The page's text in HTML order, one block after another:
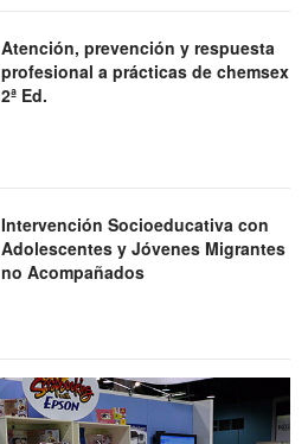
Atención, prevención y respuesta
profesional a prácticas de chemsex
2ª Ed.
Intervención Socioeducativa con
Adolescentes y Jóvenes Migrantes
no Acompañados